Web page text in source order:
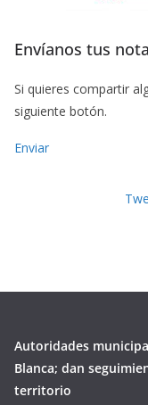
Envíanos tus
Si quieres compartir
siguiente botón.
Enviar
Autoridades
Blanca; dan
territorio